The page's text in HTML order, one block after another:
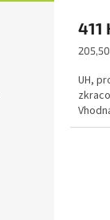
411
Měrná
UH,